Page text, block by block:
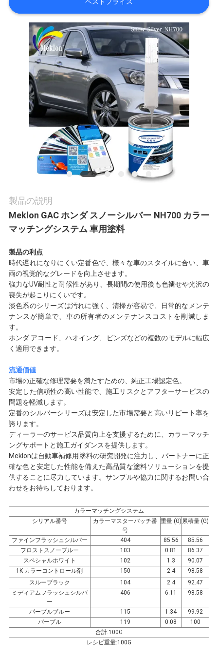
内
合
わ
せ
ニ
ュ
ー
見
積
依
頼
図
プ
ラ
イ
バ
シ
ベストプライス
製品の説明
Meklon GAC ホンダ スノーシルバー NH700 カラー
マッチングシステム 車用塗料
製品の利点
時代遅れになりにくい定番色で、様々な車のスタイルに合い、車
両の視覚的なグレードを向上させます。
強力なUV耐性と耐候性があり、長期間の使用後も色褪せや光沢の
喪失が起こりにくいです。
淡色系のシリーズは汚れに強く、清掃が容易で、日常的なメンテ
ナンスが簡単で、車の所有者のメンテナンスコストを削減しま
す。
ホンダ アコード、ハオイング、ビンズなどの複数のモデルに幅広
く適用できます。
流通価値
市場の正確な修理需要を満たすための、純正工場認定色。
安定した信頼性の高い性能で、施工リスクとアフターサービスの
問題を軽減します。
定番のシルバーシリーズは安定した市場需要と高いリピート率を
誇ります。
ディーラーのサービス品質向上を支援するために、カラーマッチ
ングサポートと施工ガイダンスを提供します。
Meklonは自動車補修用塗料の研究開発に注力し、パートナーに正
確な色と安定した性能を備えた高品質な塗料ソリューションを提
供することに尽力しています。サンプルや協力に関するお問い合
わせをお待ちしております。
カラーマッチングシステム
シリアル番号
カラーマスターバッチ番
号
重量 (G) 累積量 (G)
ファインフラッシュシルバー 404 85.56
85.56
フロストスノーブルー
103 0.81
86.37
スペシャルホワイト
102 1.3
90.07
1K カラーコントロール剤
150 2.4
98.58
スルーブラック
104 2.4
92.47
ミディアムフラッシュシルバ
ー
406 6.11 98.58
パープルブルー 115 1.34
99.92
パープル
119 0.08
100
合計:100G
レシピ重量:100G